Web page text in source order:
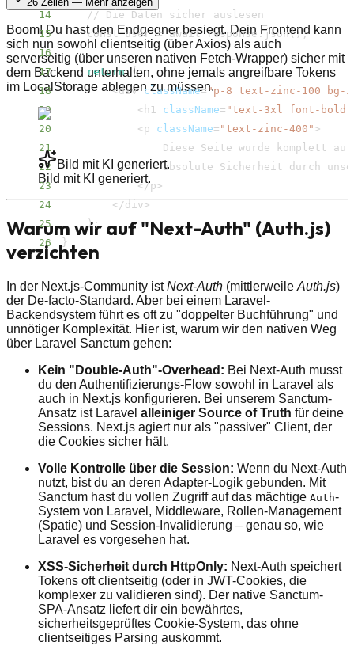
14
15
    const user
= await response.json();
16
17
return
(
18
<div className= "p-8 text-zinc-100 bg-
19
< h1 className= "text-3xl font-bold
20
<p className= "text-zinc-400" >
21
22
23
< /​p>
24
< /​div>
25
);
26
}
Boom! Du hast den Endgegner besiegt. Dein Frontend kann
sich nun sowohl clientseitig (über Axios) als auch
serverseitig (über unseren nativen Fetch-Wrapper) sicher mit
dem Backend unterhalten, ohne jemals angreifbare Tokens
im LocalStorage ablegen zu müssen.
Bild mit KI generiert.
Bild mit KI generiert.
Warum wir auf "Next-Auth" (Auth.js)
verzichten
In der Next.js-Community istNext-Auth (mittlerweile Auth.js)
der De-facto-Standard. Aber bei einem Laravel-
Backendsystem führt es oft zu "doppelter Buchführung" und
unnötiger Komplexität. Hier ist, warum wir den nativen Weg
über Laravel Sanctum gehen:
Kein "Double-Auth"-Overhead: Bei Next-Auth musst
du den Authentifizierungs-Flow sowohl in Laravel als
auch in Next.js konfigurieren. Bei unserem Sanctum-
Ansatz ist Laravel alleiniger Source of Truth für deine
Sessions. Next.js agiert nur als "passiver" Client, der
die Cookies sicher hält.
Volle Kontrolle über die Session: Wenn du Next-Auth
nutzt, bist du an deren Adapter-Logik gebunden. Mit
Sanctum hast du vollen Zugriff auf das mächtige Auth-
System von Laravel, Middleware, Rollen-Management
(Spatie) und Session-Invalidierung – genau so, wie
Laravel es vorgesehen hat.
XSS-Sicherheit durch HttpOnly: Next-Auth speichert
Tokens oft clientseitig (oder in JWT-Cookies, die
komplexer zu validieren sind). Der native Sanctum-
SPA-Ansatz liefert dir ein bewährtes,
sicherheitsgeprüftes Cookie-System, das ohne
clientseitiges Parsing auskommt.